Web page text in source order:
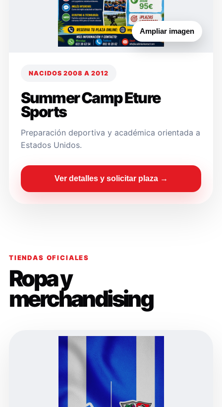
Ampliar imagen
NACIDOS 2008 A 2012
Summer Camp Eture
Sports
Preparación deportiva y académica orientada a
Estados Unidos.
Ver detalles y solicitar plaza →
TIENDAS OFICIALES
Ropa y
merchandising